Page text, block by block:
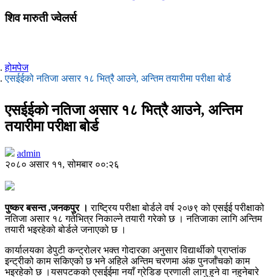
शिव मारुती ज्वेलर्स
होमपेज
एसईईको नतिजा असार १८ भित्रै आउने, अन्तिम तयारीमा परीक्षा बोर्ड
एसईईको नतिजा असार १८ भित्रै आउने, अन्तिम
तयारीमा परीक्षा बोर्ड
admin
२०८० असार ११, सोमबार ००:२६
पुष्कर बसन्त ,जनकपुर । राष्ट्रिय परीक्षा बोर्डले वर्ष २०७९ को एसईई परीक्षाको
नतिजा असार १८ गतेभित्र निकाल्ने तयारी गरेको छ । नतिजाका लागि अन्तिम
तयारी भइरहेको बोर्डले जनाएको छ ।
कार्यालयका डेपुटी कन्ट्रोलर भक्त गोदारका अनुसार विद्यार्थीको प्राप्तांक
इन्ट्रीको काम सकिएको छ भने अहिले अन्तिम चरणमा अंक पुनर्जाँचको काम
भइरहेको छ ।यसपटकको एसईईमा नयाँ ग्रेडिङ प्रणाली लागु हुने वा नहुनेबारे